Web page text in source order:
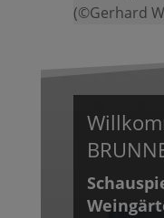
(©Gerhard